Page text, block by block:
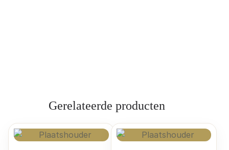
Gerelateerde producten